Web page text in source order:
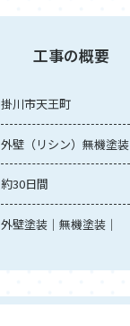
工事の概要
掛川市天王町
外壁（リシン）無機塗装
約30日間
外壁塗装 無機塗装